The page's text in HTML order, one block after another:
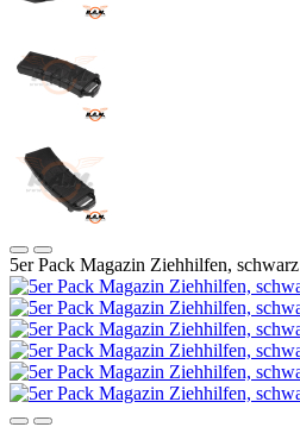
5er Pack Magazin Ziehhilfen, schwarz